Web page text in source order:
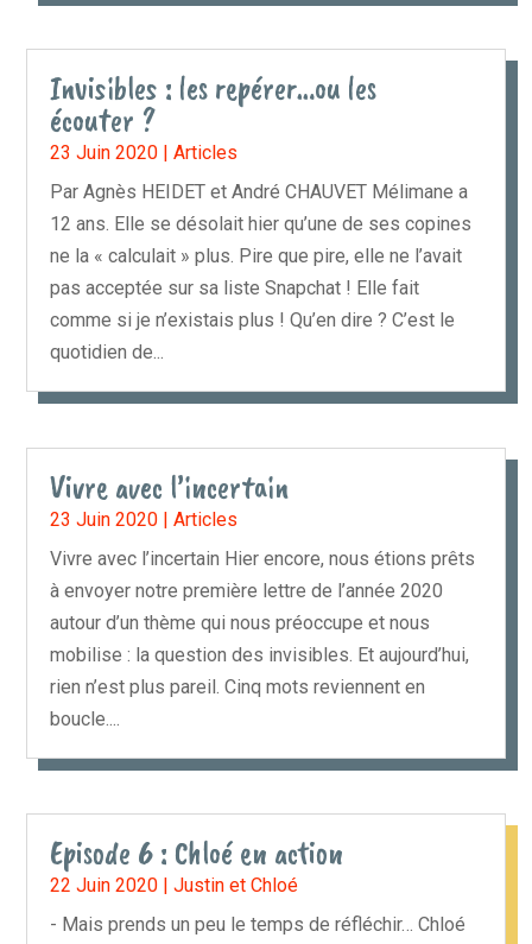
Invisibles : les repérer…ou les
écouter ?
23 Juin 2020 |Articles
Par Agnès HEIDET et André CHAUVET Mélimane a
12 ans. Elle se désolait hier qu’une de ses copines
ne la « calculait » plus. Pire que pire, elle ne l’avait
pas acceptée sur sa liste Snapchat ! Elle fait
comme si je n’existais plus ! Qu’en dire ? C’est le
quotidien de...
Vivre avec l’incertain
23 Juin 2020 |Articles
Vivre avec l’incertain Hier encore, nous étions prêts
à envoyer notre première lettre de l’année 2020
autour d’un thème qui nous préoccupe et nous
mobilise : la question des invisibles. Et aujourd’hui,
rien n’est plus pareil. Cinq mots reviennent en
boucle....
Episode 6 : Chloé en action
22 Juin 2020 |Justin et Chloé
- Mais prends un peu le temps de réfléchir… Chloé